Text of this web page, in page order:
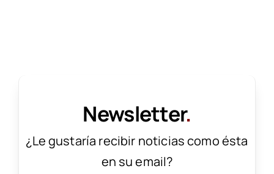
Newsletter.
¿Le gustaría recibir noticias como ésta
en su email?